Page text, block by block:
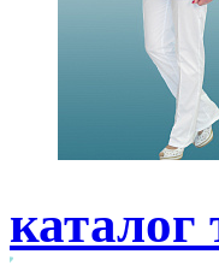
каталог